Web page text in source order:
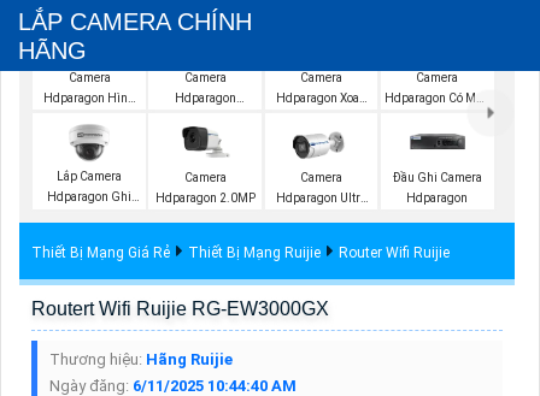
LẮP CAMERA CHÍNH
HÃNG
Camera
Hdparagon Hình
Camera
Hdparagon
Camera
Hdparagon Xoay
Camera
Hdparagon Có Màu
Lắp Camera
Hdparagon Ghi
Camera
Hdparagon 2.0MP
Camera
Hdparagon Ultra
Đầu Ghi Camera
Hdparagon
Thiết Bị Mạng Giá Rẻ Thiết Bị Mạng Ruijie Router Wifi Ruijie
Routert Wifi Ruijie RG-EW3000GX
Thương hiệu: Hãng Ruijie
Ngày đăng: 6/11/2025 10:44:40 AM